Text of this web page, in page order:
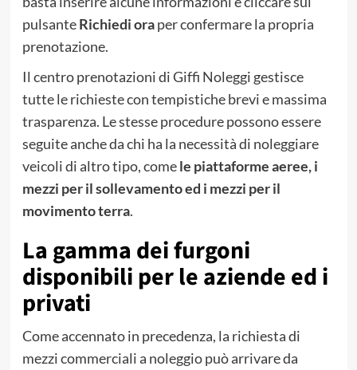
pulsanteRichiedi oraper confermare la propria
prenotazione.
Il centro prenotazioni di Giffi Noleggi gestisce
tutte le richieste con tempistiche brevi e massima
trasparenza. Le stesse procedure possono essere
seguite anche da chi ha la necessità di noleggiare
veicoli di altro tipo, comele piattaforme aeree, i
mezzi per il sollevamento ed i mezzi per il
movimento terra.
La gamma dei furgoni
disponibili per le aziende ed i
privati
Come accennato in precedenza, la richiesta di
mezzi commerciali a noleggio può arrivare da